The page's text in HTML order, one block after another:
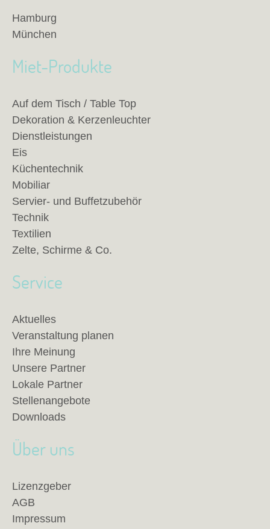
Hamburg
München
Miet-Produkte
Auf dem Tisch / Table Top
Dekoration & Kerzenleuchter
Dienstleistungen
Eis
Küchentechnik
Mobiliar
Servier- und Buffetzubehör
Technik
Textilien
Zelte, Schirme & Co.
Service
Aktuelles
Veranstaltung planen
Ihre Meinung
Unsere Partner
Lokale Partner
Stellenangebote
Downloads
Über uns
Lizenzgeber
AGB
Impressum